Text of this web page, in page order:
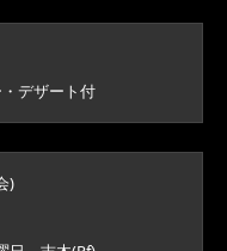
デザート付
)